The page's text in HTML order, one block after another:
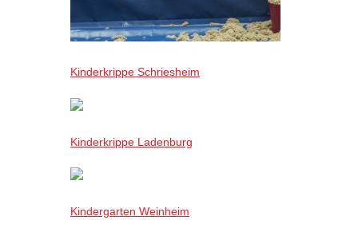
Kinderkrippe Schriesheim
Kinderkrippe Ladenburg
Kindergarten Weinheim